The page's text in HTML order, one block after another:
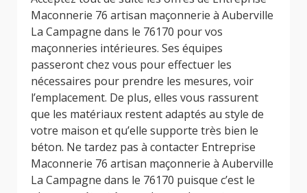
Maconnerie 76 artisan maçonnerie à Auberville
La Campagne dans le 76170 pour vos
maçonneries intérieures. Ses équipes
passeront chez vous pour effectuer les
nécessaires pour prendre les mesures, voir
l’emplacement. De plus, elles vous rassurent
que les matériaux restent adaptés au style de
votre maison et qu’elle supporte très bien le
béton. Ne tardez pas à contacter Entreprise
Maconnerie 76 artisan maçonnerie à Auberville
La Campagne dans le 76170 puisque c’est le